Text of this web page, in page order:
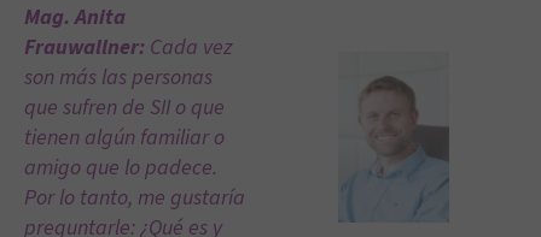
Mag. Anita
Frauwallner: Cada vez
son más las personas
que sufren de SII o que
tienen algún familiar o
amigo que lo padece.
Por lo tanto, me gustaría
preguntarle: ¿Qué es y